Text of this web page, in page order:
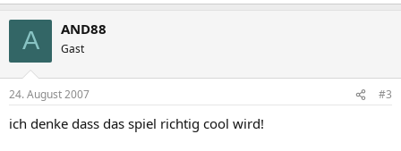
A AND88
Gast
24. August 2007 #3
ich denke dass das spiel richtig cool wird!